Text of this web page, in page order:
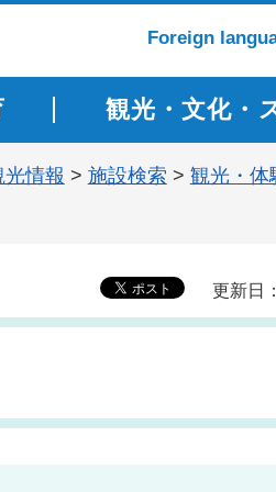
Foreign
観光・文化・
情報 > 施設検索 > 観光・体
更新日